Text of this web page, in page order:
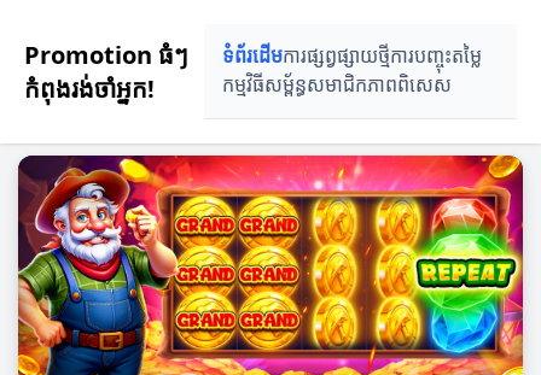
Promotion ធំៗ
កំពុងរង់ចាំអ្នក!
ទំព័រដើមការផ្សព្វផ្សាយថ្មីការបញ្ចុះតម្លៃ
កម្មវិធីសម្ព័ន្ធសមាជិកភាពពិសេស